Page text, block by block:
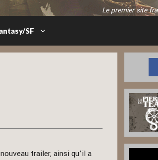
Le premier site
SF
trailer, ainsi qu’il a